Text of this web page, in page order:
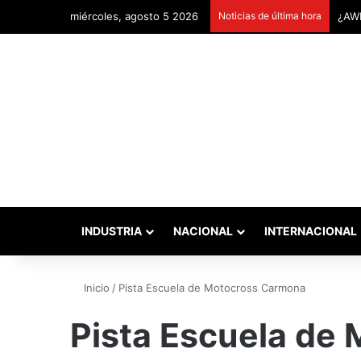
miércoles, agosto 5 2026 Noticias de última hora
INDUSTRIA NACIONAL INTERNACIONAL
Inicio / Pista Escuela de Motocross Carmona
Pista Escuela de